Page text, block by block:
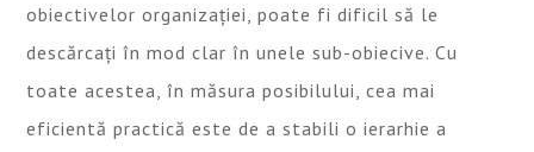
obiectivelor organizației, poate fi dificil să le
descărcați în mod clar în unele sub-obiecive. Cu
toate acestea, în măsura posibilului, cea mai
eficientă practică este de a stabili o ierarhie a